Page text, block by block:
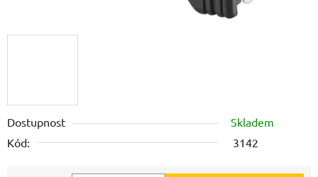
Dostupnost
Skladem
Kód:
3142